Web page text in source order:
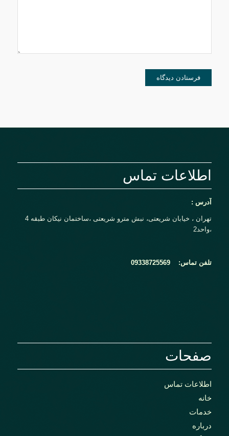
اطلاعات تماس
آدرس :
تهران ، خیابان شریعتی، نبش مترو شریعتی ،ساختمان نیکان طبقه 4
،واحد2
تلفن تماس: 09338725569
صفحات
اطلاعات تماس
خانه
خدمات
درباره